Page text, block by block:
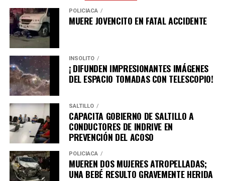
inversiones, la generación de empleo formal y el
bienestar de las familias en todas las regiones del
estado.
POLICÍACA
MUERE JOVENCITO EN FATAL ACCIDENTE
INSÓLITO
¡ DIFUNDEN IMPRESIONANTES IMÁGENES
DEL ESPACIO TOMADAS CON TELESCOPIO!
SALTILLO
CAPACITA GOBIERNO DE SALTILLO A
CONDUCTORES DE INDRIVE EN
PREVENCIÓN DEL ACOSO
POLICÍACA
MUEREN DOS MUJERES ATROPELLADAS;
UNA BEBÉ RESULTO GRAVEMENTE HERIDA